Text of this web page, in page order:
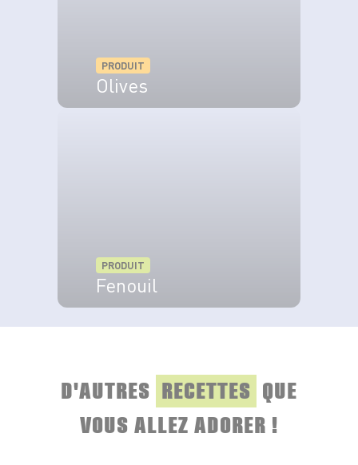
PRODUIT
Olives
PRODUIT
Fenouil
D'AUTRES RECETTES QUE
VOUS ALLEZ ADORER !